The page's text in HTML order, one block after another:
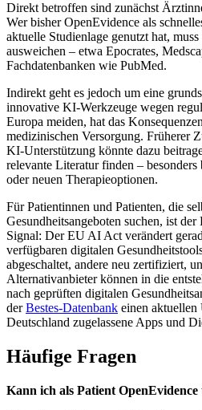
Direkt betroffen sind zunächst
Wer bisher OpenEvidence als
aktuelle Studienlage genutzt hat,
ausweichen – etwa Epocrates,
Fachdatenbanken wie PubMed.
Indirekt geht es jedoch um eine
innovative KI-Werkzeuge wegen
Europa meiden, hat das
medizinischen Versorgung. Früherer
KI-Unterstützung könnte dazu
relevante Literatur finden –
oder neuen Therapieoptionen.
Für Patientinnen und Patienten, die
Gesundheitsangeboten suchen, ist
Signal: Der EU AI Act verändert
verfügbaren digitalen
abgeschaltet, andere neu zertifiziert,
Alternativanbieter können in die
nach geprüften digitalen
derBestes-Datenbank einen
Deutschland zugelassene Apps und
Häufige Fragen
Kann ich als Patient